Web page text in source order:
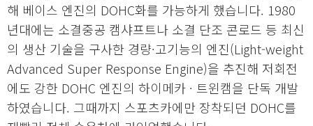
해 베이스 엔진의 DOHC화를 가능하게 했습니다. 1980
년대에는 소결중공 캠샤프트나 소결 단조 콘로드 등 최신
의 생산 기술을 구사한 경량·고기능의 엔진(Light-weight
Advanced Super Response Engine)을 추진해 저회전
에도 강한 DOHC 엔진의 하이메카 · 트윈캠을 단독 개발
하였습니다. 그때까지 스포츠카에만 장착되던 DOHC를